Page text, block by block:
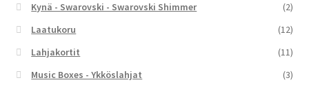
Kynä - Swarovski - Swarovski Shimmer
(2)
Laatukoru
(12)
Lahjakortit
(11)
Music Boxes - Ykköslahjat
(3)